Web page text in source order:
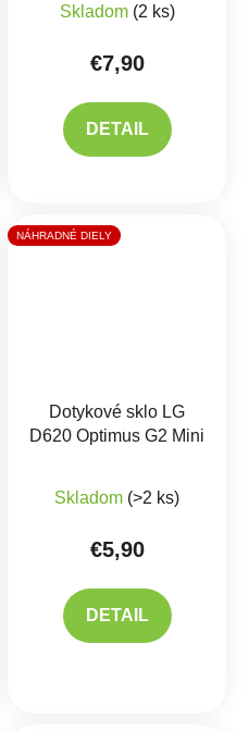
Skladom (2 ks)
€7,90
DETAIL
NÁHRADNÉ DIELY
Dotykové sklo LG
D620 Optimus G2 Mini
Skladom (>2 ks)
€5,90
DETAIL